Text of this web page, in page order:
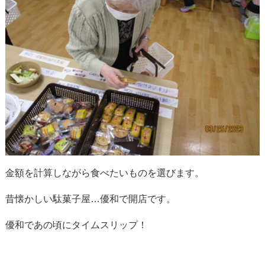
金額を計算しながら食べたいものを選びます。
昔懐かしい駄菓子屋…優和で開店です。
優和であの頃にタイムスリップ！